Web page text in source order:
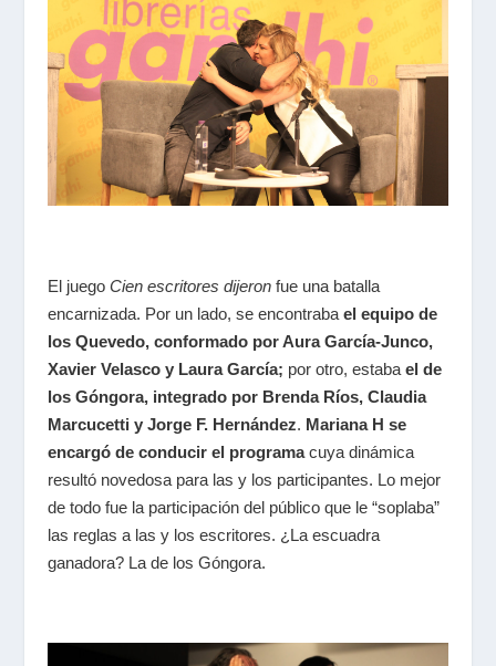
El juego Cienescritores dijeron fue una batalla
encarnizada. Por un lado, se encontrabael equipo de
los Quevedo, conformado por Aura García-Junco,
Xavier Velasco y Laura García; por otro, estabael de
los Góngora, integrado por Brenda Ríos, Claudia
Marcucetti y Jorge F. Hernández. Mariana H se
encargó de conducir el programacuya dinámica
resultó novedosa para las y los participantes. Lo mejor
de todo fue la participación del público que le “soplaba”
las reglas a las y los escritores. ¿La escuadra
ganadora? La de los Góngora.